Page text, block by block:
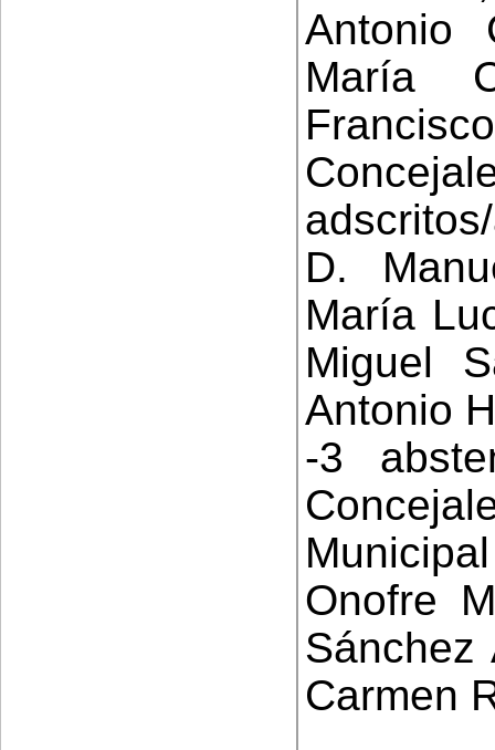
Antonio
María
D.
María
Miguel
Antonio
-3
Onofre
Carmen